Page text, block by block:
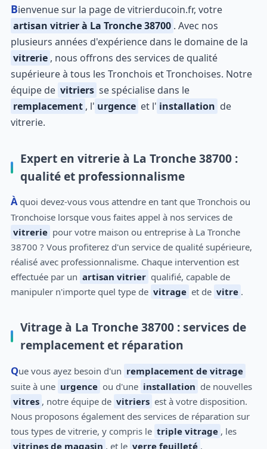
Bienvenue sur la page de vitrierducoin.fr, votre
artisan vitrier à La Tronche 38700 . Avec nos
plusieurs années d'expérience dans le domaine de la
vitrerie , nous offrons des services de qualité
supérieure à tous les Tronchois et Tronchoises. Notre
équipe de vitriers se spécialise dans le
remplacement , l' urgence et l' installation de
vitrerie.
Expert en vitrerie à La Tronche 38700 :
qualité et professionnalisme
À quoi devez-vous vous attendre en tant que Tronchois ou
Tronchoise lorsque vous faites appel à nos services de
vitrerie pour votre maison ou entreprise à La Tronche
38700 ? Vous profiterez d'un service de qualité supérieure,
réalisé avec professionnalisme. Chaque intervention est
effectuée par un artisan vitrier qualifié, capable de
manipuler n'importe quel type de vitrage et de vitre .
Vitrage à La Tronche 38700 : services de
remplacement et réparation
Que vous ayez besoin d'un remplacement de vitrage
suite à une urgence ou d'une installation de nouvelles
vitres , notre équipe de vitriers est à votre disposition.
Nous proposons également des services de réparation sur
tous types de vitrerie, y compris le triple vitrage , les
vitrines de magasin , et le verre feuilleté .